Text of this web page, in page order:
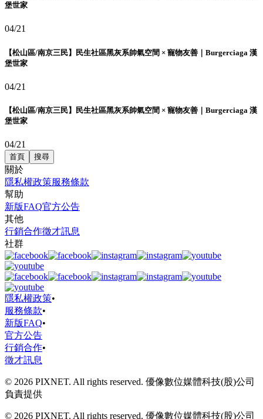
堡世家
04/21
【松山區/南京三民】民生社區黑灰系帥氣空間 × 寵物友善｜Burgerciaga 漢
堡世家
04/21
【松山區/南京三民】民生社區黑灰系帥氣空間 × 寵物友善｜Burgerciaga 漢
堡世家
04/21
首頁 搜尋
關於
隱私權政策服務條款
幫助
新版FAQ官方公告
其他
行銷合作徵才訊息
社群
隱私權政策•
服務條款•
新版FAQ•
官方公告
行銷合作•
徵才訊息
© 2026 PIXNET. All rights reserved. 優像數位媒體科技(股)公司
負責提供
© 2026 PIXNET. All rights reserved. 優像數位媒體科技(股)公司